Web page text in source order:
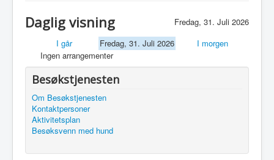
Lokalforening
Leksehjelpen
Beredskapsvakt
Besøkstjenesten
Kontakt Oss
Linker
Daglig visning
Fredag, 31. Juli 2026
I går
Fredag, 31. Juli 2026
I morgen
Ingen arrangementer
Besøkstjenesten
Om Besøkstjenesten
Kontaktpersoner
Aktivitetsplan
Besøksvenn med hund